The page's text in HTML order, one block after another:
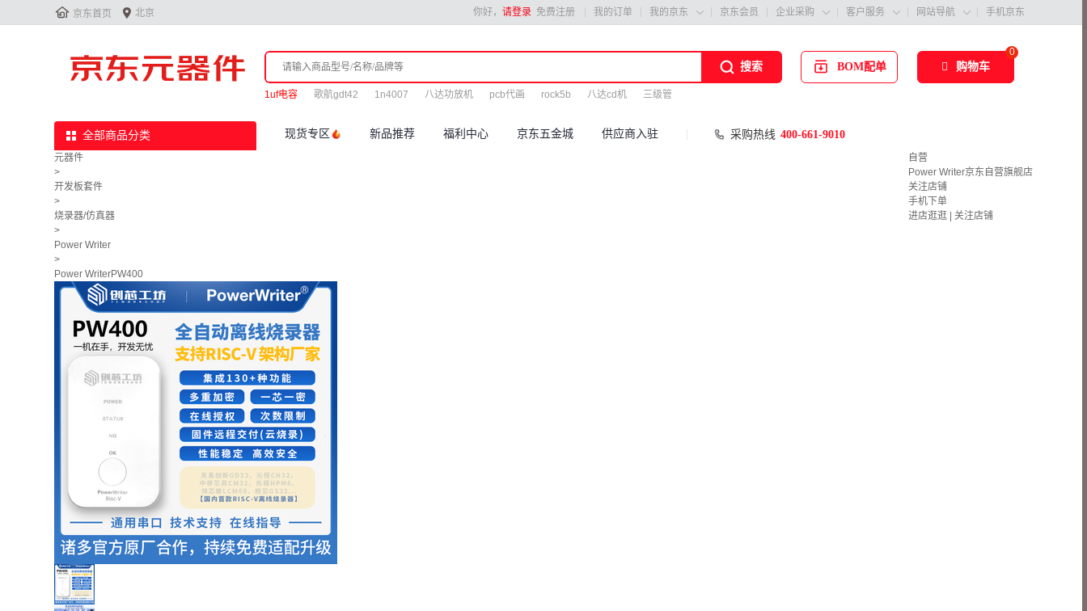
 京东首页  北京 你好， 请登录 免费注册 我的订单 我的京东  京东会员 企业采购  客户服务  网站导航  手机京东
搜索
1uf电容 歌航gdt42 1n4007 八达功放机 pcb代画 rock5b 八达cd机 三级管
BOM配单
0
购物车
全部商品分类 现货专区 新品推荐 福利中心 京东五金城 供应商入驻 采购热线 400-661-9010
元器件
>
开发板套件
>
烧录器/仿真器
>
Power Writer
>
Power WriterPW400
自营
Power Writer京东自营旗舰店
关注店铺
手机下单
进店逛逛
关注店铺